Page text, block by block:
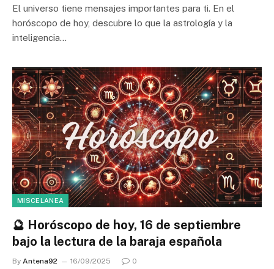
El universo tiene mensajes importantes para ti. En el
horóscopo de hoy, descubre lo que la astrología y la
inteligencia…
MISCELANEA
🔮 Horóscopo de hoy, 16 de septiembre
bajo la lectura de la baraja española
By Antena92 16/09/2025 0